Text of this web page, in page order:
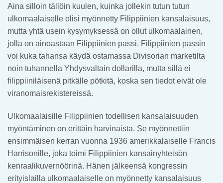
Aina silloin tällöin kuulen, kuinka jollekin tutun tutun
ulkomaalaiselle olisi myönnetty Filippiinien kansalaisuus,
mutta yhtä usein kysymyksessä on ollut ulkomaalainen,
jolla on ainoastaan Filippiinien passi. Filippiinien passin
voi kuka tahansa käydä ostamassa Divisorian marketilta
noin tuhannella Yhdysvaltain dollarilla, mutta sillä ei
filippiiniläisenä pitkälle pötkitä, koska sen tiedot eivät ole
viranomaisrekistereissä.
Ulkomaalaisille Filippiinien todellisen kansalaisuuden
myöntäminen on erittäin harvinaista. Se myönnettiin
ensimmäisen kerran vuonna 1936 amerikkalaiselle Francis
Harrisonille, joka toimi Filippiinien kansainyhteisön
kenraalikuvernöörinä. Hänen jälkeensä kongressin
erityislailla ulkomaalaiselle on myönnetty kansalaisuus